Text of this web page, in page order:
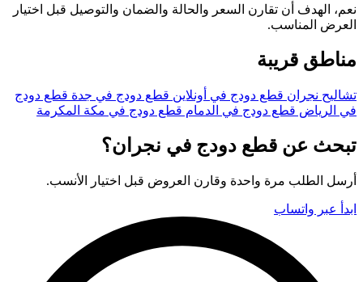
نعم، الهدف أن تقارن السعر والحالة والضمان والتوصيل قبل اختيار
العرض المناسب.
مناطق قريبة
تشاليح نجران قطع دودج في أونلاين قطع دودج في جدة قطع دودج
في الرياض قطع دودج في الدمام قطع دودج في مكة المكرمة
تبحث عن قطع دودج في نجران؟
أرسل الطلب مرة واحدة وقارن العروض قبل اختيار الأنسب.
ابدأ عبر واتساب